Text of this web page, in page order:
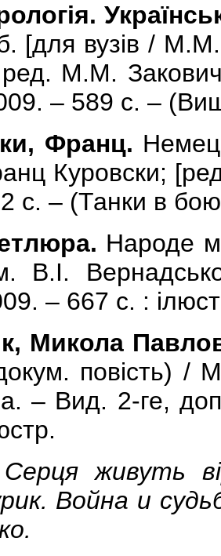
[для вузів / М.М.
М.М.
– 589 с. –
Франц.
Куровски;
с. – (Танки в
Народе
В.І.
– 667 с. :
Микола
повість) /
– Вид. 2-ге,
живуть
Война и